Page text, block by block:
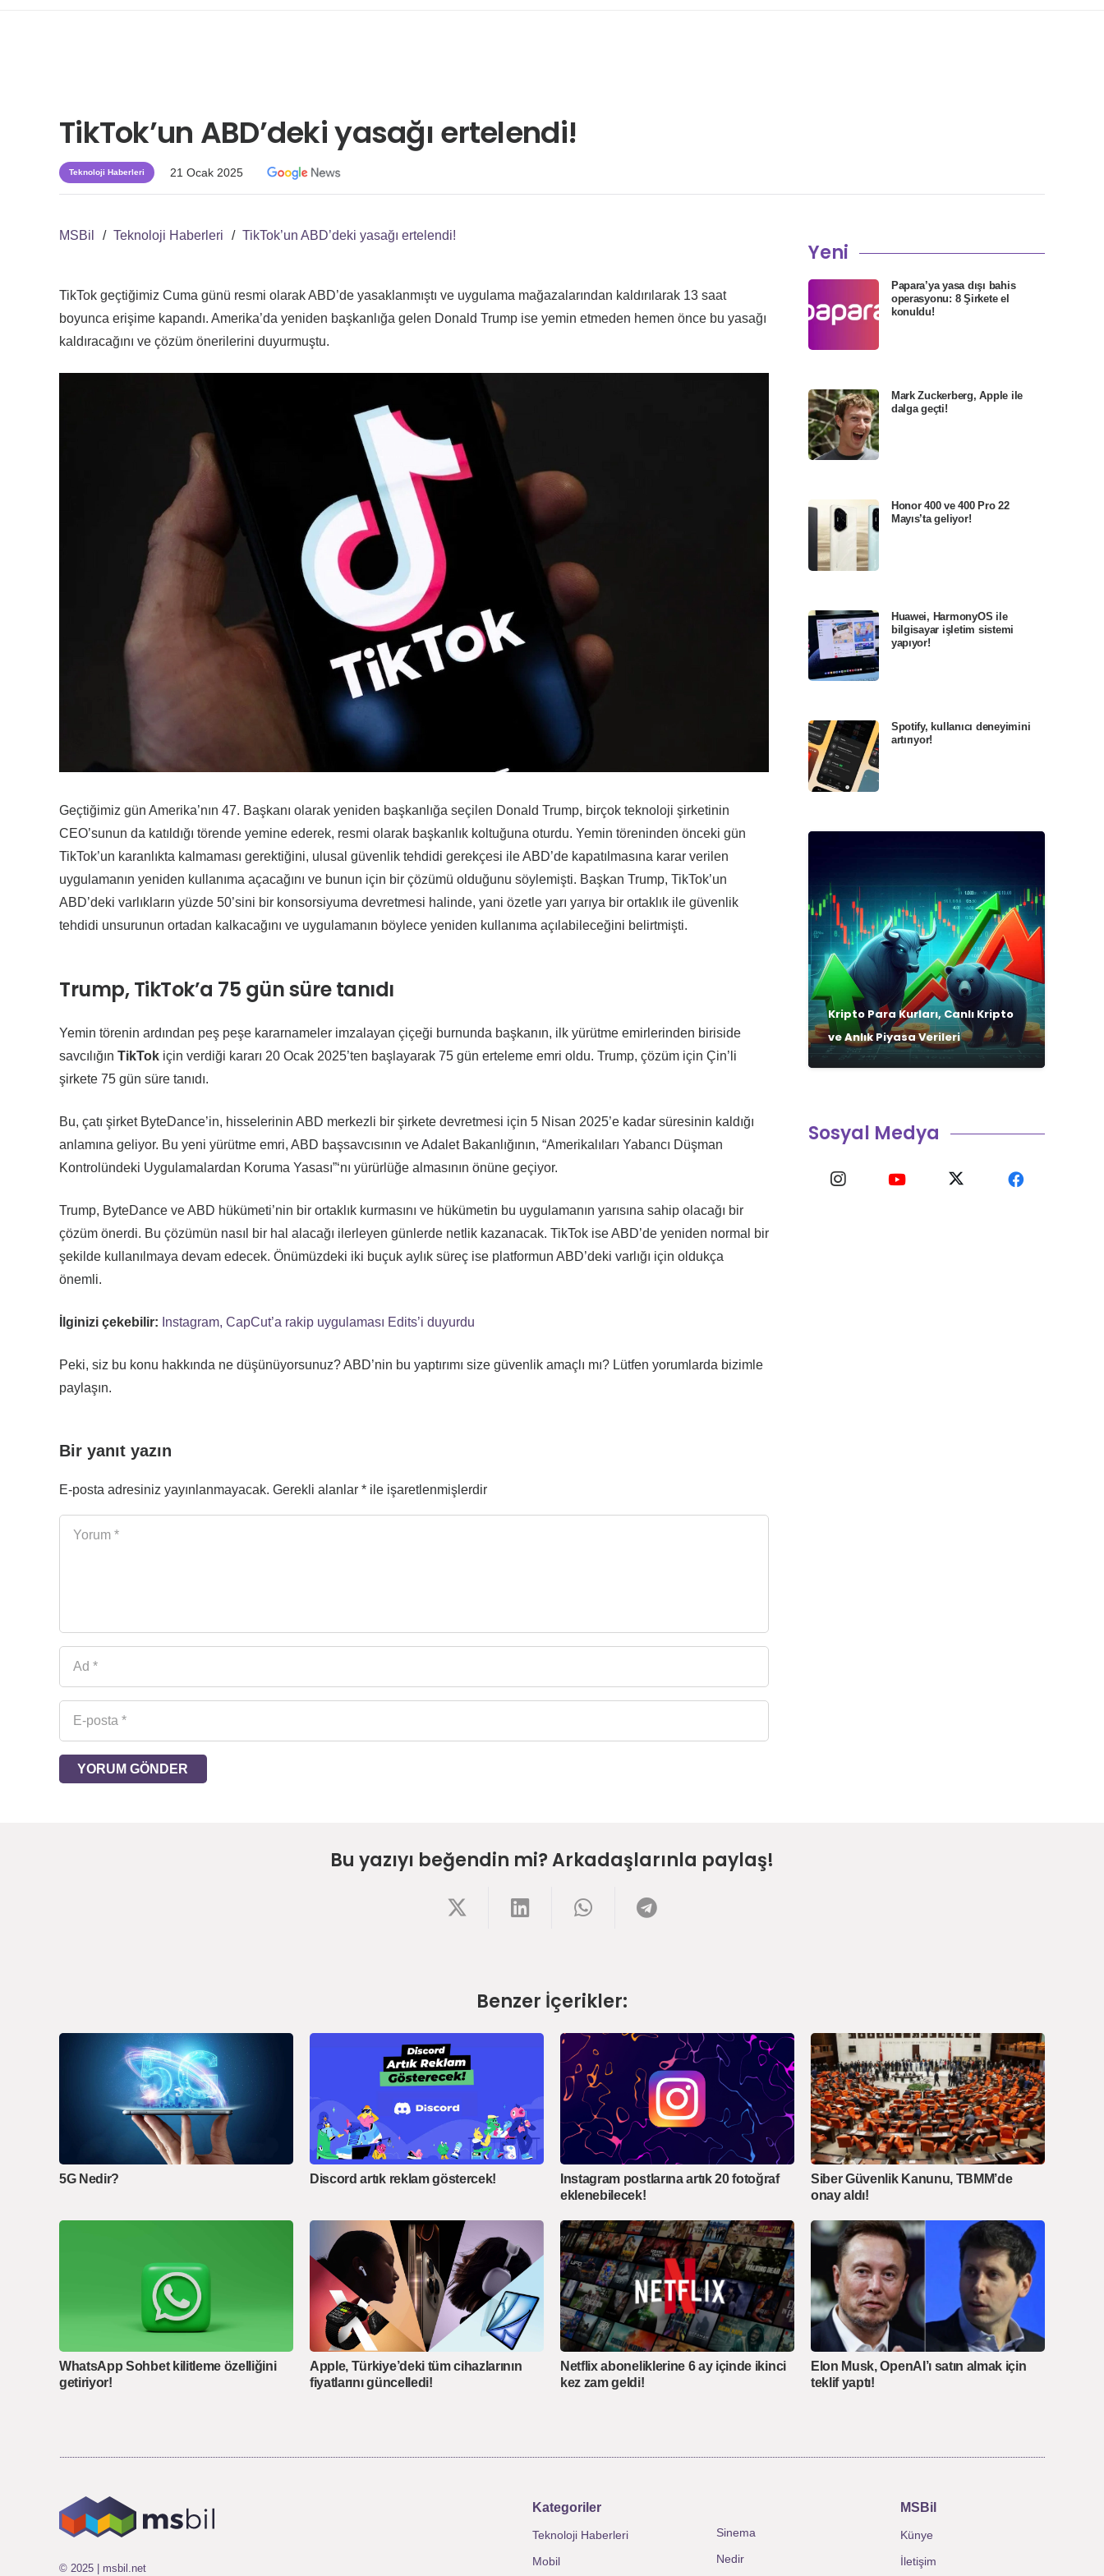
TikTok’un ABD’deki yasağı ertelendi!
Teknoloji Haberleri 21 Ocak 2025
MSBil / Teknoloji Haberleri / TikTok’un ABD’deki yasağı ertelendi!
TikTok geçtiğimiz Cuma günü resmi olarak ABD’de yasaklanmıştı ve uygulama mağazalarından kaldırılarak 13 saat
boyunca erişime kapandı. Amerika’da yeniden başkanlığa gelen Donald Trump ise yemin etmeden hemen önce bu yasağı
kaldıracağını ve çözüm önerilerini duyurmuştu.
Geçtiğimiz gün Amerika’nın 47. Başkanı olarak yeniden başkanlığa seçilen Donald Trump, birçok teknoloji şirketinin
CEO’sunun da katıldığı törende yemine ederek, resmi olarak başkanlık koltuğuna oturdu. Yemin töreninden önceki gün
TikTok’un karanlıkta kalmaması gerektiğini, ulusal güvenlik tehdidi gerekçesi ile ABD’de kapatılmasına karar verilen
uygulamanın yeniden kullanıma açacağını ve bunun için bir çözümü olduğunu söylemişti. Başkan Trump, TikTok’un
ABD’deki varlıkların yüzde 50’sini bir konsorsiyuma devretmesi halinde, yani özetle yarı yarıya bir ortaklık ile güvenlik
tehdidi unsurunun ortadan kalkacağını ve uygulamanın böylece yeniden kullanıma açılabileceğini belirtmişti.
Trump, TikTok’a 75 gün süre tanıdı
Yemin törenin ardından peş peşe kararnameler imzalayan çiçeği burnunda başkanın, ilk yürütme emirlerinden biriside
savcılığın TikTok için verdiği kararı 20 Ocak 2025’ten başlayarak 75 gün erteleme emri oldu. Trump, çözüm için Çin’li
şirkete 75 gün süre tanıdı.
Bu, çatı şirket ByteDance’in, hisselerinin ABD merkezli bir şirkete devretmesi için 5 Nisan 2025’e kadar süresinin kaldığı
anlamına geliyor. Bu yeni yürütme emri, ABD başsavcısının ve Adalet Bakanlığının, “Amerikalıları Yabancı Düşman
Kontrolündeki Uygulamalardan Koruma Yasası”‘nı yürürlüğe almasının önüne geçiyor.
Trump, ByteDance ve ABD hükümeti’nin bir ortaklık kurmasını ve hükümetin bu uygulamanın yarısına sahip olacağı bir
çözüm önerdi. Bu çözümün nasıl bir hal alacağı ilerleyen günlerde netlik kazanacak. TikTok ise ABD’de yeniden normal bir
şekilde kullanılmaya devam edecek. Önümüzdeki iki buçuk aylık süreç ise platformun ABD’deki varlığı için oldukça
önemli.
İlginizi çekebilir: Instagram, CapCut’a rakip uygulaması Edits’i duyurdu
Peki, siz bu konu hakkında ne düşünüyorsunuz? ABD’nin bu yaptırımı size güvenlik amaçlı mı? Lütfen yorumlarda bizimle
paylaşın.
Bir yanıt yazın
E-posta adresiniz yayınlanmayacak. Gerekli alanlar * ile işaretlenmişlerdir
YORUM GÖNDER
Yeni
Papara’ya yasa dışı bahis
operasyonu: 8 Şirkete el
konuldu!
Mark Zuckerberg, Apple ile
dalga geçti!
Honor 400 ve 400 Pro 22
Mayıs’ta geliyor!
Huawei, HarmonyOS ile
bilgisayar işletim sistemi
yapıyor!
Spotify, kullanıcı deneyimini
artırıyor!
Kripto Para Kurları, Canlı Kripto
ve Anlık Piyasa Verileri
Sosyal Medya
Bu yazıyı beğendin mi? Arkadaşlarınla paylaş!
Benzer İçerikler:
5G Nedir? Discord artık reklam göstercek!
Instagram postlarına artık 20 fotoğraf
eklenebilecek!
Siber Güvenlik Kanunu, TBMM’de
onay aldı!
WhatsApp Sohbet kilitleme özelliğini
getiriyor!
Apple, Türkiye’deki tüm cihazlarının
fiyatlarını güncelledi!
Netflix aboneliklerine 6 ay içinde ikinci
kez zam geldi!
Elon Musk, OpenAI’ı satın almak için
teklif yaptı!
© 2025 | msbil.net
Kategoriler
Teknoloji Haberleri
Mobil
Sinema
Nedir
MSBil
Künye
İletişim